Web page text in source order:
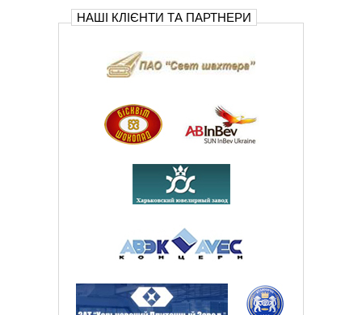
НАШІ КЛІЄНТИ ТА ПАРТНЕРИ